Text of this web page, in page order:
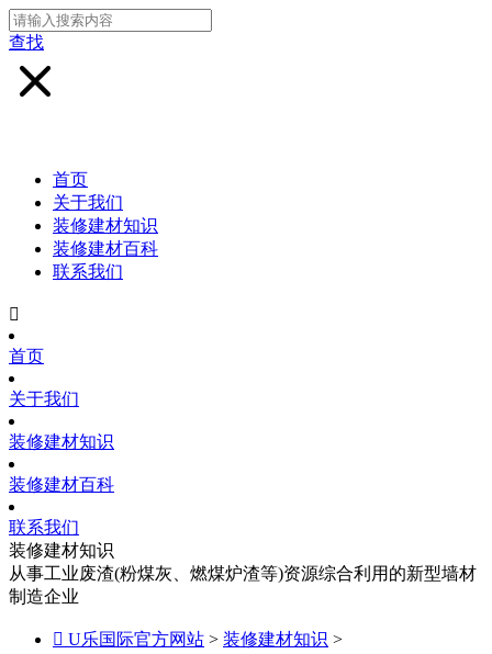
查找
首页
关于我们
装修建材知识
装修建材百科
联系我们

首页
关于我们
装修建材知识
装修建材百科
联系我们
装修建材知识
从事工业废渣(粉煤灰、燃煤炉渣等)资源综合利用的新型墙材
制造企业
 U乐国际官方网站 > 装修建材知识 >